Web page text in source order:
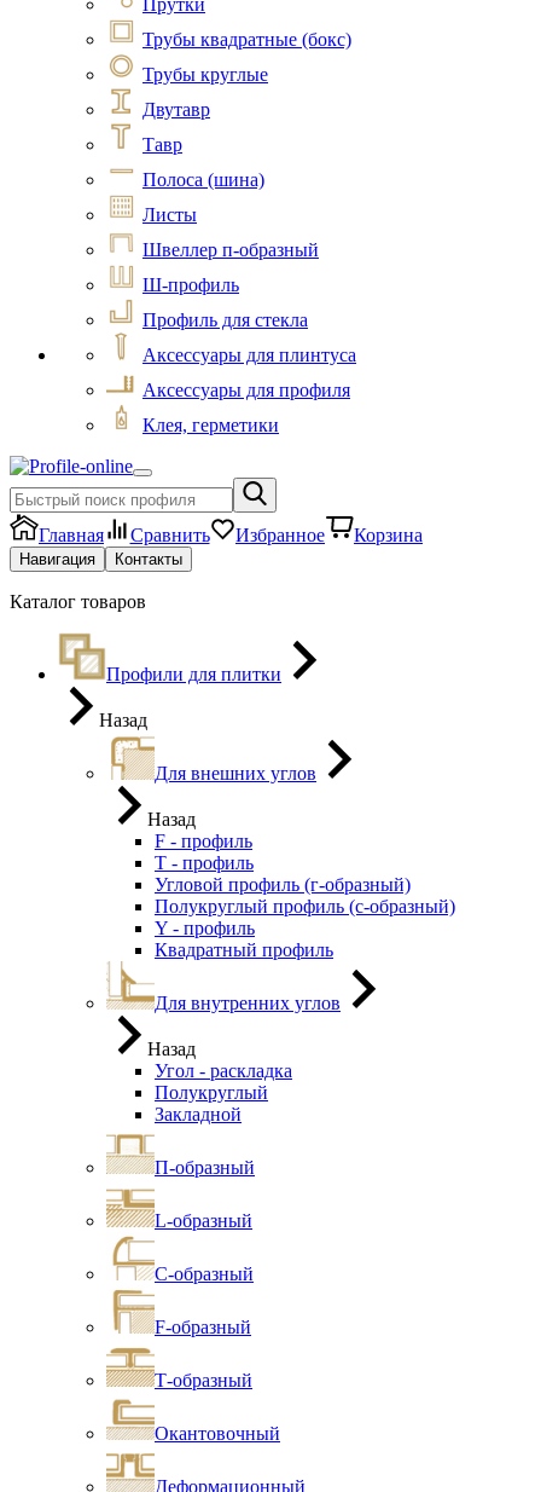
Прутки
Трубы квадратные (бокс)
Трубы круглые
Двутавр
Тавр
Полоса (шина)
Листы
Швеллер п-образный
Ш-профиль
Профиль для стекла
Аксессуары для плинтуса
Аксессуары для профиля
Клея, герметики
Главная Сравнить Избранное Корзина
Навигация Контакты
Каталог товаров
Профили для плитки
Назад
Для внешних углов
Назад
F - профиль
Т - профиль
Угловой профиль (г-образный)
Полукруглый профиль (с-образный)
Y - профиль
Квадратный профиль
Для внутренних углов
Назад
Угол - раскладка
Полукруглый
Закладной
П-образный
L-образный
С-образный
F-образный
Т-образный
Окантовочный
Деформационный